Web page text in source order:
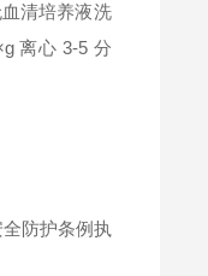
清培养液洗
离心 3-5 分
防护条例执